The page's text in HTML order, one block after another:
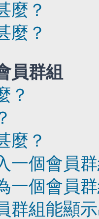
麼？
麼？
員群組
？
麼？
一個會員
一個會員
群組能顯